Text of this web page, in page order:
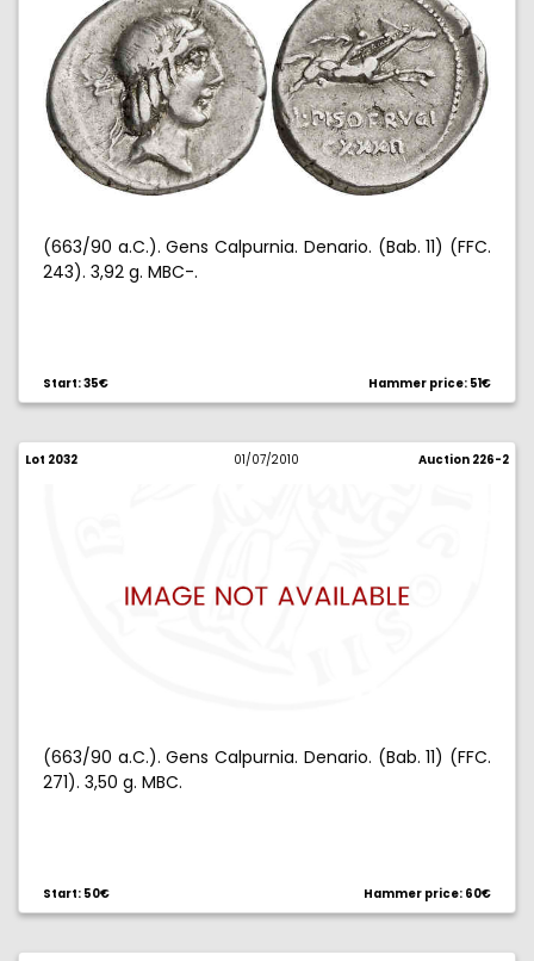
(663/90 a.C.). Gens Calpurnia. Denario. (Bab. 11) (FFC.
243). 3,92 g. MBC-.
Start: 35€ Hammer price: 51€
Lot 2032 01/07/2010 Auction 226-2
(663/90 a.C.). Gens Calpurnia. Denario. (Bab. 11) (FFC.
271). 3,50 g. MBC.
Start: 50€ Hammer price: 60€